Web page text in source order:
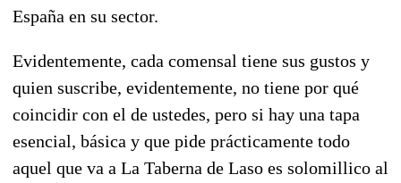
España en su sector.
Evidentemente, cada comensal tiene sus gustos y
quien suscribe, evidentemente, no tiene por qué
coincidir con el de ustedes, pero si hay una tapa
esencial, básica y que pide prácticamente todo
aquel que va a La Taberna de Laso es solomillico al